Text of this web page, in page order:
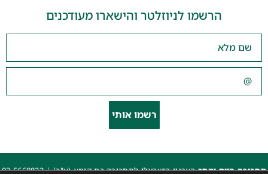
הרשמו לניוזלטר והישארו מעודכנים
רשמו אותי
תחבורה היום ומחרהארגון הישראלי לתחבורה בת קימא (ע"ר) |03-5660823